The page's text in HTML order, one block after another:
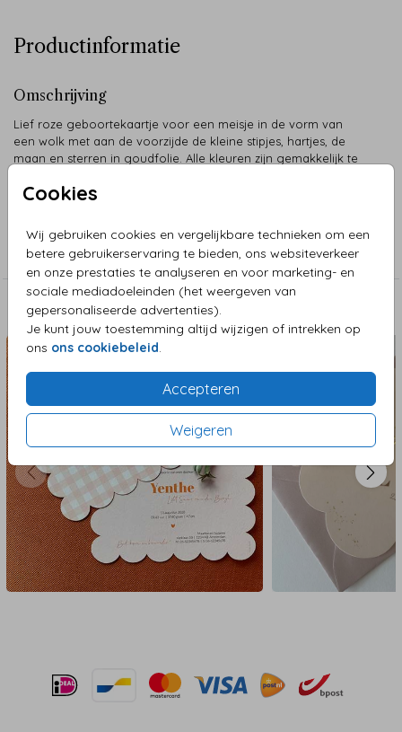
Cookies
Wij gebruiken cookies en vergelijkbare technieken om een
betere gebruikerservaring te bieden, ons websiteverkeer
en onze prestaties te analyseren en voor marketing- en
sociale mediadoeleinden (het weergeven van
gepersonaliseerde advertenties).
Je kunt jouw toestemming altijd wijzigen of intrekken op
ons ons cookiebeleid
Accepteren
Weigeren
Productinformatie
Omschrijving
Lief roze geboortekaartje voor een meisje in de vorm van
een wolk met aan de voorzijde de kleine stipjes, hartjes, de
maan en sterren in goudfolie. Alle kleuren zijn gemakkelijk te
Collectie
Geboorte
Aanbevolen